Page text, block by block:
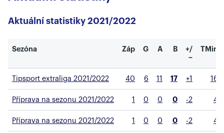
Aktuální statistiky 2021/2022
Sezóna Záp G A B
+/
−
TMin
Tipsport extraliga 2021/2022 40 6 11 17 +1 16
Příprava na sezonu 2021/2022 1 0 0 0 -2 4
Příprava na sezonu 2021/2022 1 0 0 0 -2 4